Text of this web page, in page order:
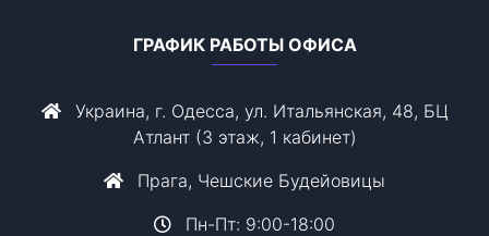
ГРАФИК РАБОТЫ ОФИСА
Украина, г. Одесса, ул. Итальянская, 48, БЦ
Атлант (3 этаж, 1 кабинет)
Прага, Чешские Будейовицы
Пн-Пт: 9:00-18:00